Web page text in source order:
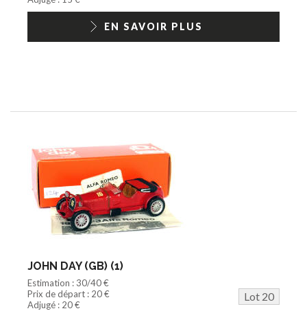
EN SAVOIR PLUS
JOHN DAY (GB) (1)
Estimation : 30/40 €
Prix de départ : 20 €
Lot 20
Adjugé : 20 €